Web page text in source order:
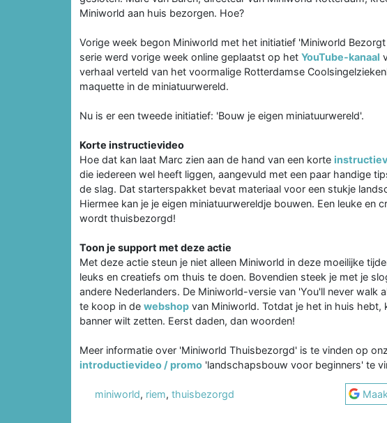
Miniworld aan huis bezorgen. Hoe?
Vorige week begon Miniworld met het initiatief 'Miniworld
serie werd vorige week online geplaatst op het YouTube-kanaal
verhaal verteld van het voormalige Rotterdamse
maquette in de miniatuurwereld.
Nu is er een tweede initiatief: 'Bouw je eigen miniatuurwereld'.
Korte instructievideo
Hoe dat kan laat Marc zien aan de hand van een korte
die iedereen wel heeft liggen, aangevuld met een paar handige
de slag. Dat starterspakket bevat materiaal voor een stukje
Hiermee kan je je eigen miniatuurwereldje bouwen. Een leuke en
wordt thuisbezorgd!
Toon je support met deze actie
Met deze actie steun je niet alleen Miniworld in deze moeilijke
leuks en creatiefs om thuis te doen. Bovendien steek je met je
andere Nederlanders. De Miniworld-versie van 'You'll never walk
te koop in de webshop van Miniworld. Totdat je het in huis hebt,
banner wilt zetten. Eerst daden, dan woorden!
Meer informatie over 'Miniworld Thuisbezorgd' is te vinden op
introductievideo / promo 'landschapsbouw voor beginners' te
miniworld, riem, thuisbezorgd Maak